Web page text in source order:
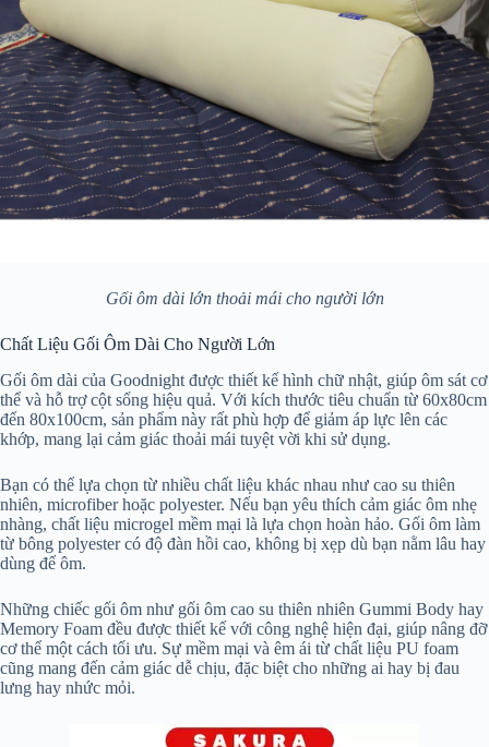
Gối ôm dài lớn thoải mái cho người lớn
Chất Liệu Gối Ôm Dài Cho Người Lớn
Gối ôm dài của Goodnight được thiết kế hình chữ nhật, giúp ôm sát cơ
thể và hỗ trợ cột sống hiệu quả. Với kích thước tiêu chuẩn từ 60x80cm
đến 80x100cm, sản phẩm này rất phù hợp để giảm áp lực lên các
khớp, mang lại cảm giác thoải mái tuyệt vời khi sử dụng.
Bạn có thể lựa chọn từ nhiều chất liệu khác nhau như cao su thiên
nhiên, microfiber hoặc polyester. Nếu bạn yêu thích cảm giác ôm nhẹ
nhàng, chất liệu microgel mềm mại là lựa chọn hoàn hảo. Gối ôm làm
từ bông polyester có độ đàn hồi cao, không bị xẹp dù bạn nằm lâu hay
dùng để ôm.
Những chiếc gối ôm như gối ôm cao su thiên nhiên Gummi Body hay
Memory Foam đều được thiết kế với công nghệ hiện đại, giúp nâng đỡ
cơ thể một cách tối ưu. Sự mềm mại và êm ái từ chất liệu PU foam
cũng mang đến cảm giác dễ chịu, đặc biệt cho những ai hay bị đau
lưng hay nhức mỏi.